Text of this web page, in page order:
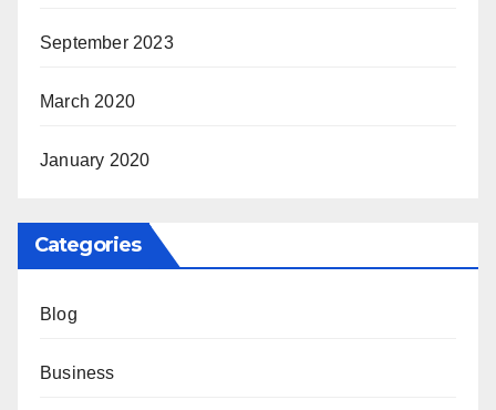
September 2023
March 2020
January 2020
Categories
Blog
Business